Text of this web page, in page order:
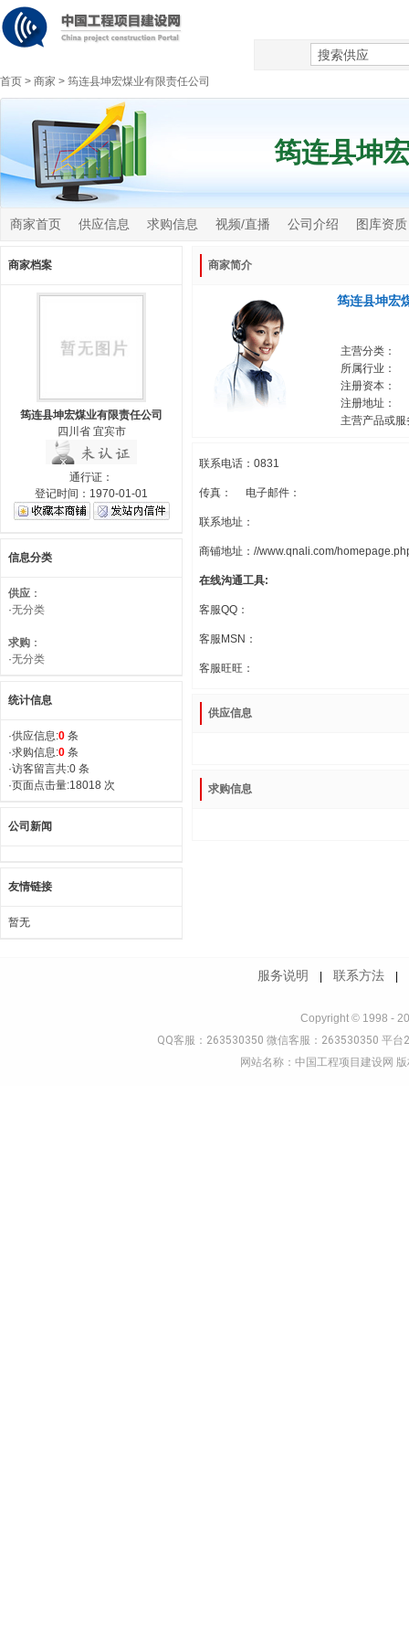
首页 > 商家 > 筠连县坤宏煤业有限责任公司
筠连县坤
商家首页 供应信息 求购信息 视频/直播 公司介绍 图库资质
商家档案
筠连县坤宏煤业有限责任公司
四川省 宜宾市
通行证：
登记时间：1970-01-01
信息分类
供应 ：
·无分类
求购 ：
·无分类
统计信息
·供应信息:0 条
·求购信息:0 条
·访客留言共:0 条
·页面点击量:18018 次
公司新闻
友情链接
暂无
商家简介
筠连县坤宏
主营分类：
所属行业：
注册资本：
注册地址：
主营产品或服
联系电话：0831
传真： 电子邮件：
联系地址：
商铺地址：//www.qnali.com/
在线沟通工具:
客服QQ：
客服MSN：
客服旺旺：
供应信息
求购信息
服务说明 联系方法
Copyright © 1998 -
QQ客服：263530350 微信客服：263530350 平
网站名称：中国工程项目建设网